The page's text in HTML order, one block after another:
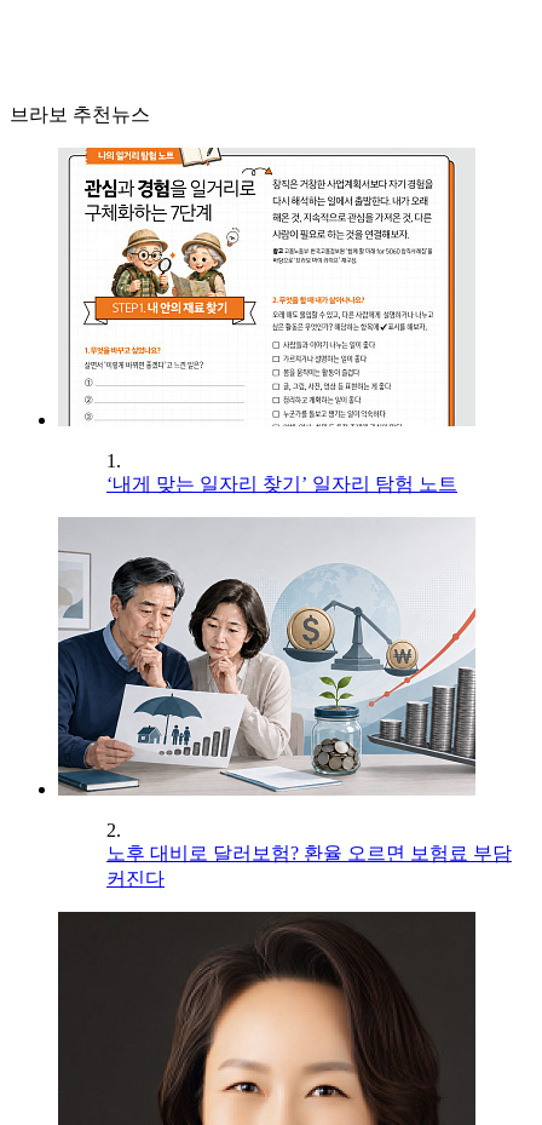
브라보 추천뉴스
1.
‘내게 맞는 일자리 찾기’ 일자리 탐험 노트
2.
노후 대비로 달러보험? 환율 오르면 보험료 부담
커진다